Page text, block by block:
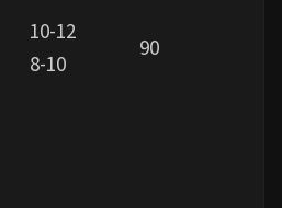
10-12
8-10
90